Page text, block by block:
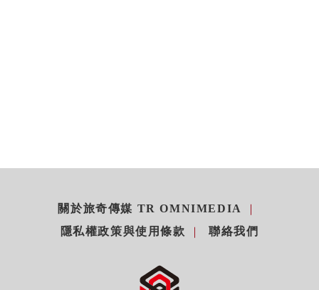
關於旅奇傳媒 TR OMNIMEDIA
隱私權政策與使用條款
聯絡我們